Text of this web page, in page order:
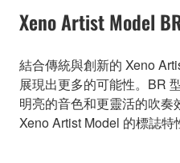
Xeno Artist Model
結合傳統與創新的 Xeno
展現出更多的可能性。BR
明亮的音色和更靈活的吹
Xeno Artist Model 的標誌特